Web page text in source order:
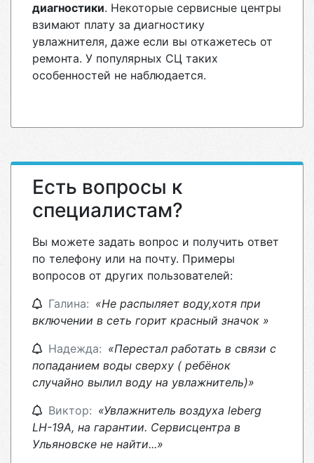
диагностики. Некоторые сервисные центры
взимают плату за диагностику
увлажнителя, даже если вы откажетесь от
ремонта. У популярных СЦ таких
особенностей не наблюдается.
Есть вопросы к
специалистам?
Вы можете задать вопрос и получить ответ
по телефону или на почту. Примеры
вопросов от других пользователей:
Галина: «Не распыляет воду,хотя при
включении в сеть горит красный значок »
Надежда: «Перестал работать в связи с
попаданием воды сверху ( ребёнок
случайно вылил воду на увлажнитель)»
Виктор: «Увлажнитель воздуха leberg
LH-19A, на гарантии. Сервисцентра в
Ульяновске не найти...»